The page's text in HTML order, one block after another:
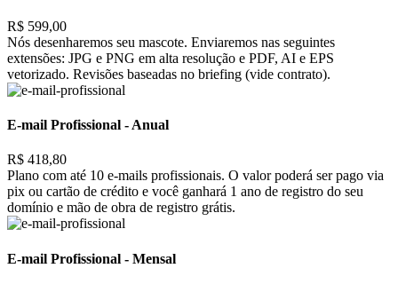
R$ 599,00
Nós desenharemos seu mascote. Enviaremos nas seguintes
extensões: JPG e PNG em alta resolução e PDF, AI e EPS
vetorizado. Revisões baseadas no briefing (vide contrato).
E-mail Profissional - Anual
R$ 418,80
Plano com até 10 e-mails profissionais. O valor poderá ser pago via
pix ou cartão de crédito e você ganhará 1 ano de registro do seu
domínio e mão de obra de registro grátis.
E-mail Profissional - Mensal